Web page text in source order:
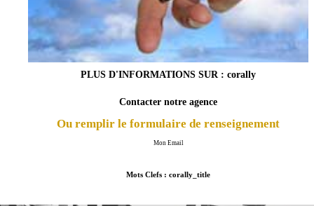
PLUS D'INFORMATIONS SUR : corally
Contacter notre agence
Ou remplir le formulaire de renseignement
Mon Email
Mots Clefs : corally_title